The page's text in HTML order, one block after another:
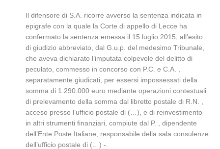
Il difensore di S.A. ricorre avverso la sentenza indicata in
epigrafe con la quale la Corte di appello di Lecce ha
confermato la sentenza emessa il 15 luglio 2015, all’esito
di giudizio abbreviato, dal G.u.p. del medesimo Tribunale,
che aveva dichiarato l’imputata colpevole del delitto di
peculato, commesso in concorso con P.C. e C.A. ,
separatamente giudicati, per essersi impossessati della
somma di 1.290.000 euro mediante operazioni contestuali
di prelevamento della somma dal libretto postale di R.N. ,
acceso presso l’ufficio postale di (…), e di reinvestimento
in altri strumenti finanziari, compiute dal P. , dipendente
dell’Ente Poste Italiane, responsabile della sala consulenze
dell’ufficio postale di (…) -.